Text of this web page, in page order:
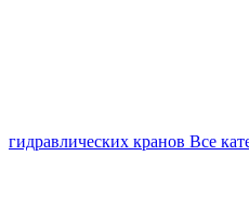
гидравлических кранов Все